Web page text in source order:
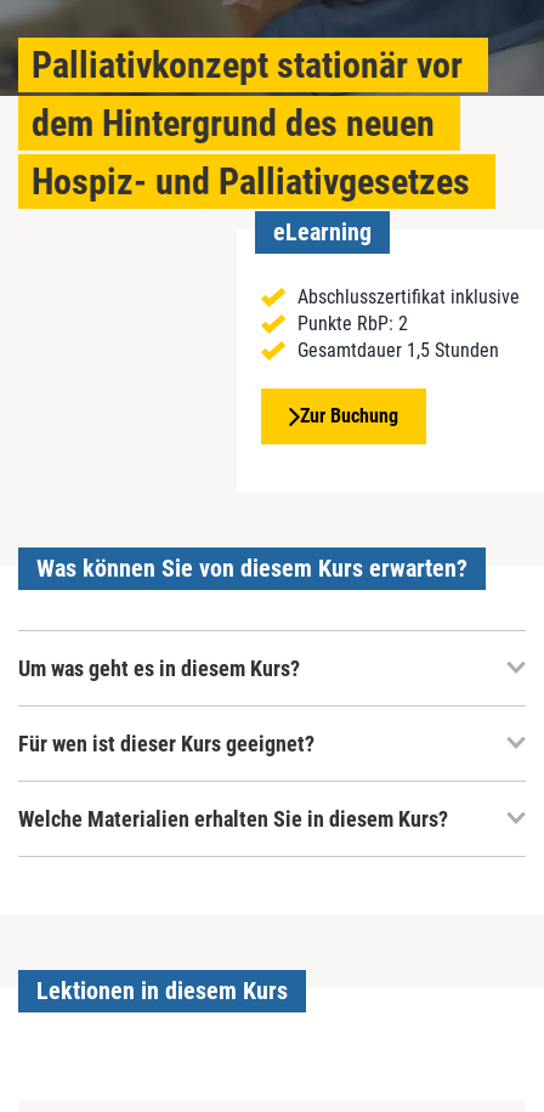
Palliativkonzept stationär vor
dem Hintergrund des neuen
Hospiz- und Palliativgesetzes
eLearning
Abschlusszertifikat inklusive
Punkte RbP: 2
Gesamtdauer 1,5 Stunden
Zur Buchung
Was können Sie von diesem Kurs erwarten?
Um was geht es in diesem Kurs?
Für wen ist dieser Kurs geeignet?
Welche Materialien erhalten Sie in diesem Kurs?
Lektionen in diesem Kurs